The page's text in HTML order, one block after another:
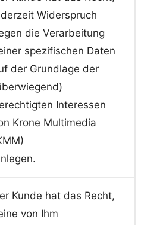
Widerspruch
die Verarbeitung
spezifischen Daten
der Grundlage der
Interessen
Krone Multimedia
Kunde hat das Recht,
von Ihm